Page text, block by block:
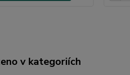
v kategoriích